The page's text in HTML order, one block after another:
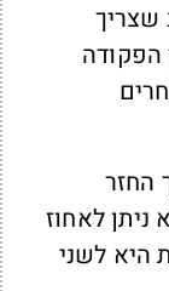
החזר
לאחוז
היא לשני